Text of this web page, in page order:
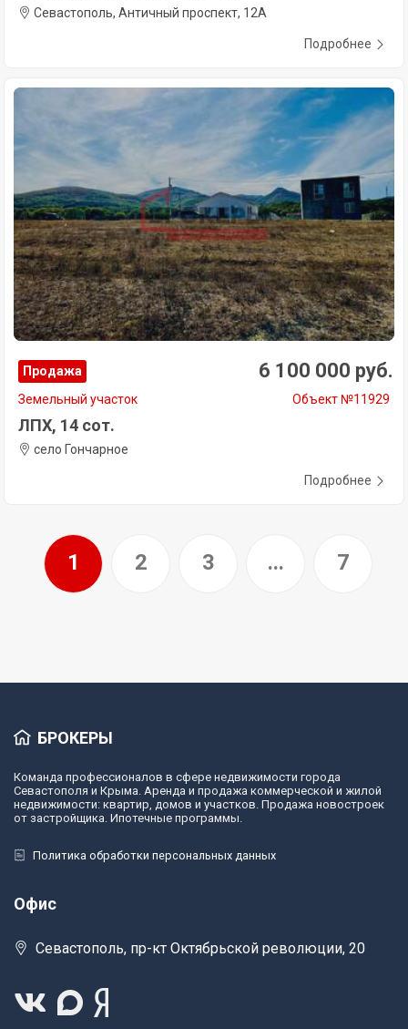
Севастополь, Античный проспект, 12А
Подробнее
Продажа 6 100 000 руб.
Земельный участок Объект №11929
ЛПХ, 14 сот.
село Гончарное
Подробнее
1 2 3 ... 7
БРОКЕРЫ
Команда профессионалов в сфере недвижимости города
Севастополя и Крыма. Аренда и продажа коммерческой и жилой
недвижимости: квартир, домов и участков. Продажа новостроек
от застройщика. Ипотечные программы.
Политика обработки персональных данных
Офис
Севастополь, пр-кт Октябрьской революции, 20